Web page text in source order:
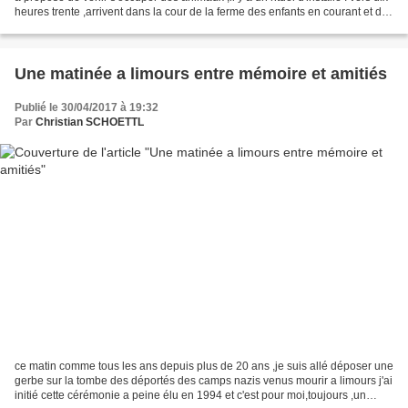
heures trente ,arrivent dans la cour de la ferme des enfants en courant et des
Une matinée a limours entre mémoire et amitiés
Publié le 30/04/2017 à 19:32
Par Christian SCHOETTL
ce matin comme tous les ans depuis plus de 20 ans ,je suis allé déposer une
gerbe sur la tombe des déportés des camps nazis venus mourir a limours j'ai
initié cette cérémonie a peine élu en 1994 et c'est pour moi,toujours ,un